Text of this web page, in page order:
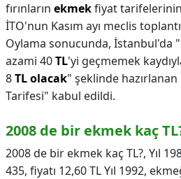
fırınların ekmekfiyat
İTO'nun Kasım ayı meclis
Oylama sonucunda, İstanbul'da "
azami 40TL'yi geçmemek
8TL olacak" şeklinde hazırlanan
Tarifesi" kabul edildi.
2008 de bir ekmek kaç
2008 de bir ekmek kaç TL?, Yıl
435, fiyatı 12,60 TL Yıl 1992,